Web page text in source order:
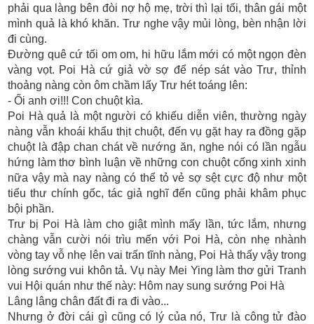
phải qua làng bên đòi nợ hộ mẹ, trời thì lại tối, thân gái một
mình quả là khó khăn. Trư nghe vậy mủi lòng, bèn nhận lời
đi cùng.
Đường quê cứ tối om om, hi hữu lắm mới có một ngọn đèn
vàng vọt. Poi Hà cứ giả vờ sợ để nép sát vào Trư, thỉnh
thoảng nàng còn ôm chầm lấy Trư hét toáng lên:
- Ối anh ơi!!! Con chuột kìa.
Poi Hà quả là một người có khiếu diễn viên, thường ngày
nàng vẫn khoái khẩu thịt chuột, đến vụ gặt hay ra đồng gặp
chuột là đập chan chát về nướng ăn, nghe nói có lần ngẫu
hứng làm thơ bình luận về những con chuột cống xinh xinh
nữa vậy mà nay nàng có thể tỏ vẻ sợ sệt cực độ như một
tiểu thư chính gốc, tác giả nghĩ đến cũng phải khâm phục
bội phần.
Trư bị Poi Hà làm cho giật mình mấy lần, tức lắm, nhưng
chàng vẫn cười nói trìu mến với Poi Hà, còn nhẹ nhành
vòng tay vỗ nhẹ lên vai trấn tĩnh nàng, Poi Hà thấy vậy trong
lòng sướng vui khôn tả. Vụ này Mei Ying làm thơ gửi Tranh
vui Hội quán như thế này: Hôm nay sung sướng Poi Hà
Lâng lâng chân đất đi ra đi vào...
Nhưng ở đời cái gì cũng có lý của nó, Trư là công tử đào